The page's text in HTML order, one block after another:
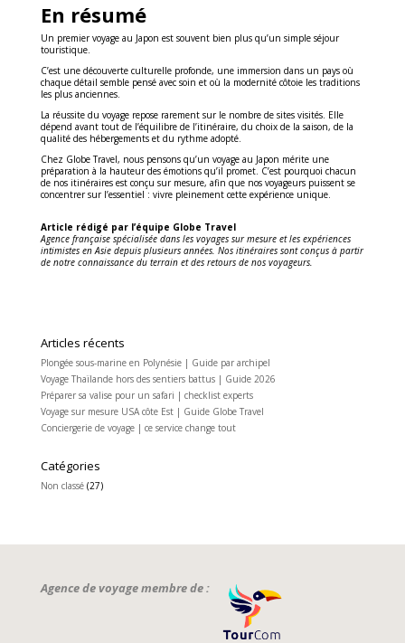
En résumé
Un premier voyage au Japon est souvent bien plus qu’un simple séjour
touristique.
C’est une découverte culturelle profonde, une immersion dans un pays où
chaque détail semble pensé avec soin et où la modernité côtoie les traditions
les plus anciennes.
La réussite du voyage repose rarement sur le nombre de sites visités. Elle
dépend avant tout de l’équilibre de l’itinéraire, du choix de la saison, de la
qualité des hébergements et du rythme adopté.
Chez Globe Travel, nous pensons qu’un voyage au Japon mérite une
préparation à la hauteur des émotions qu’il promet. C’est pourquoi chacun
de nos itinéraires est conçu sur mesure, afin que nos voyageurs puissent se
concentrer sur l’essentiel : vivre pleinement cette expérience unique.
Article rédigé par l’équipe Globe Travel
Agence française spécialisée dans les voyages sur mesure et les expériences
intimistes en Asie depuis plusieurs années. Nos itinéraires sont conçus à partir
de notre connaissance du terrain et des retours de nos voyageurs.
Articles récents
Plongée sous-marine en Polynésie | Guide par archipel
Voyage Thaïlande hors des sentiers battus | Guide 2026
Préparer sa valise pour un safari | checklist experts
Voyage sur mesure USA côte Est | Guide Globe Travel
Conciergerie de voyage | ce service change tout
Catégories
Non classé(27)
Agence de voyage membre de :